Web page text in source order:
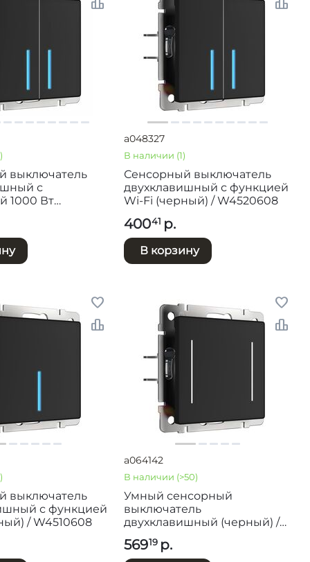
выключатель
с
1000 Вт
Сенсорный выключатель
двухклавишный с функцией
Wi-Fi (черный) / W4520608
40041 р.
В корзину
a048327
В наличии (1)
выключатель
с функцией
/ W4510608
Умный сенсорный
выключатель
двухклавишный (черный) /
56919 р.
a064142
В наличии (>50)